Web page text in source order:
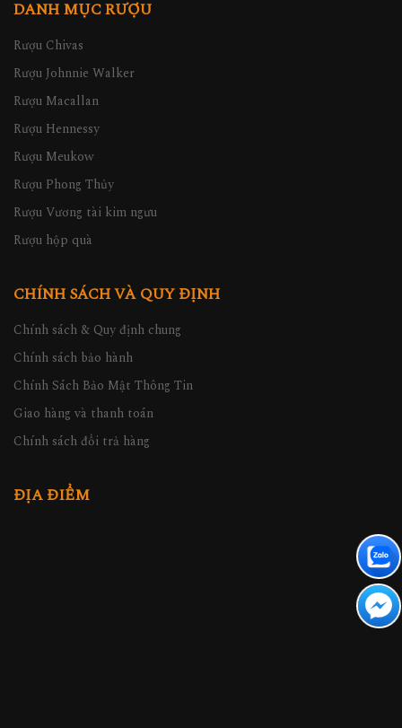
DANH MỤC RƯỢU
Rượu Chivas
Rượu Johnnie Walker
Rượu Macallan
Rượu Hennessy
Rượu Meukow
Rượu Phong Thủy
Rượu Vương tài kim ngưu
Rượu hộp quà
CHÍNH SÁCH VÀ QUY ĐỊNH
Chính sách & Quy định chung
Chính sách bảo hành
Chính Sách Bảo Mật Thông Tin
Giao hàng và thanh toán
Chính sách đổi trả hàng
ĐỊA ĐIỂM